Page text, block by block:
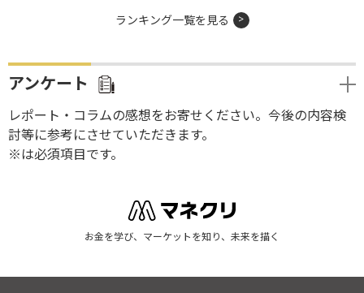
ランキング一覧を見る
アンケート
レポート・コラムの感想をお寄せください。今後の内容検
討等に参考にさせていただきます。
※は必須項目です。
お金を学び、マーケットを知り、未来を描く